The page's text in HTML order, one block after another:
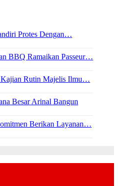
Protes Dengan…
BBQ Ramaikan Passeur…
Rutin Majelis Ilmu…
Besar Arinal Bangun
Berikan Layanan…